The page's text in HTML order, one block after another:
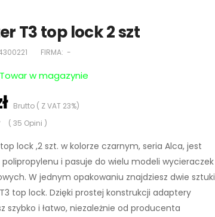
T3 top lock 2 szt
FIRMA: -
Towar w magazynie
Brutto ( Z VAT 23%)
( 35 Opini )
lock ,2 szt. w kolorze czarnym, seria Alca, jest
polipropylenu i pasuje do wielu modeli wycieraczek
W jednym opakowaniu znajdziesz dwie sztuki
top lock. Dzięki prostej konstrukcji adaptery
szybko i łatwo, niezależnie od producenta